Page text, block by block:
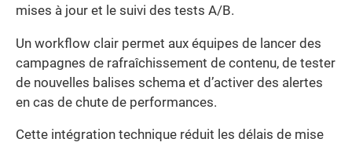
mises à jour et le suivi des tests A/B.
Un workflow clair permet aux équipes de lancer des
campagnes de rafraîchissement de contenu, de tester
de nouvelles balises schema et d’activer des alertes
en cas de chute de performances.
Cette intégration technique réduit les délais de mise